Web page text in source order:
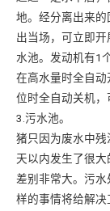
地。经分离出来
出当场，可立即
水池。发动机有1
在高水量时全自
位时全自动关机，
3.污水池。
猪只因为废水中
天以内发生了很
差别非常大。污
样的事情将给解